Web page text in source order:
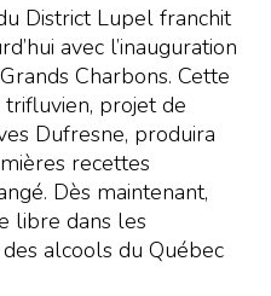
District Lupel franchit
avec l’inauguration
Charbons. Cette
projet de
Dufresne, produira
recettes
Dès maintenant,
libre dans les
alcools du Québec